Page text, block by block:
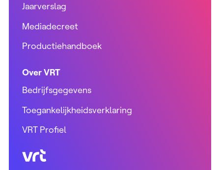
Jaarverslag
Mediadecreet
Productiehandboek
Over VRT
Bedrijfsgegevens
Toegankelijkheidsverklaring
VRT Profiel
VRT (home)